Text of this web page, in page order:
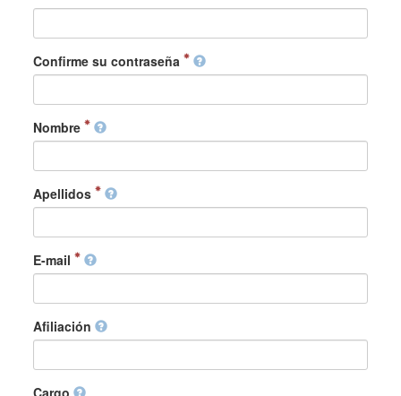
Confirme su contraseña
Nombre
Apellidos
E-mail
Afiliación
Cargo